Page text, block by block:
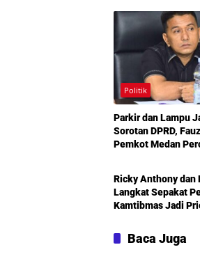
Politik
Parkir dan Lampu
Sorotan DPRD,
Pemkot Medan
Ricky Anthony dan
Langkat Sepakat
Kamtibmas Jadi
Baca Juga